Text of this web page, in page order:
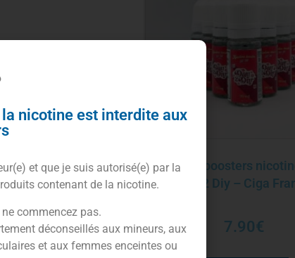
deVaping In
et des Caraïbes.
des saveurs et
sera
Pack 10 boosters
Day 2 Diy – Ciga
7.90€
nicotine est interdite aux
et que je suis autorisé(e) par la
contenant de la nicotine.
commencez pas.
déconseillés aux mineurs, aux
et aux femmes enceintes ou